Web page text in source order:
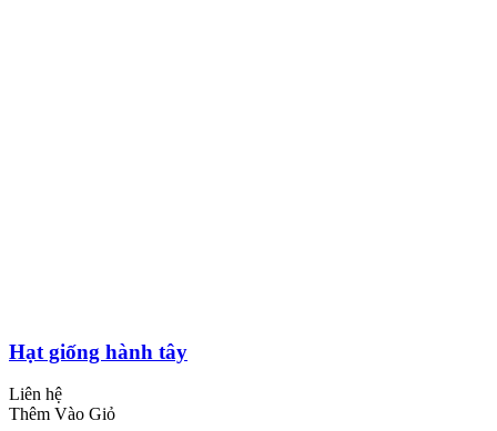
Hạt giống hành tây
Liên hệ
Thêm Vào Giỏ